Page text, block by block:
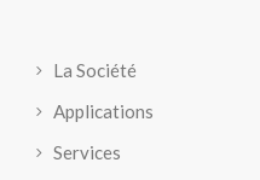
La Société
Applications
Services